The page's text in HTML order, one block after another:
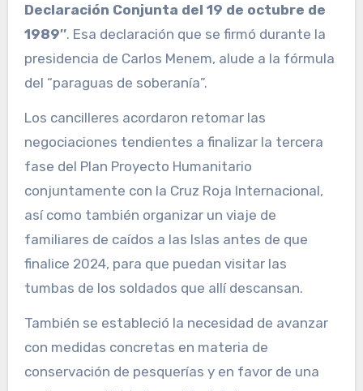
Declaración Conjunta del 19 de octubre de
1989″. Esa declaración que se firmó durante la
presidencia de Carlos Menem, alude a la fórmula
del “paraguas de soberanía”.
Los cancilleres acordaron retomar las
negociaciones tendientes a finalizar la tercera
fase del Plan Proyecto Humanitario
conjuntamente con la Cruz Roja Internacional,
así como también organizar un viaje de
familiares de caídos a las Islas antes de que
finalice 2024, para que puedan visitar las
tumbas de los soldados que allí descansan.
También se estableció la necesidad de avanzar
con medidas concretas en materia de
conservación de pesquerías y en favor de una